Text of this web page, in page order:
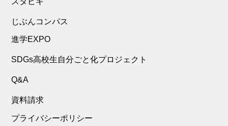
じぶんコンパス
進学EXPO
SDGs高校生自分ごと化プロジェクト
Q&A
資料請求
プライバシーポリシー